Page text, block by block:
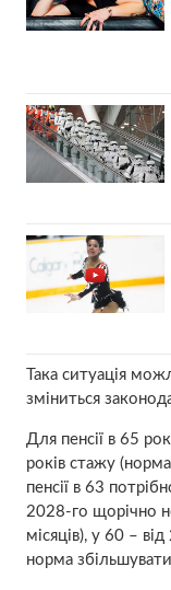
Така ситуація
зміниться
Для пенсії в 65
років стажу
пенсії в 63
2028-го щорічно
місяців), у 60 –
норма